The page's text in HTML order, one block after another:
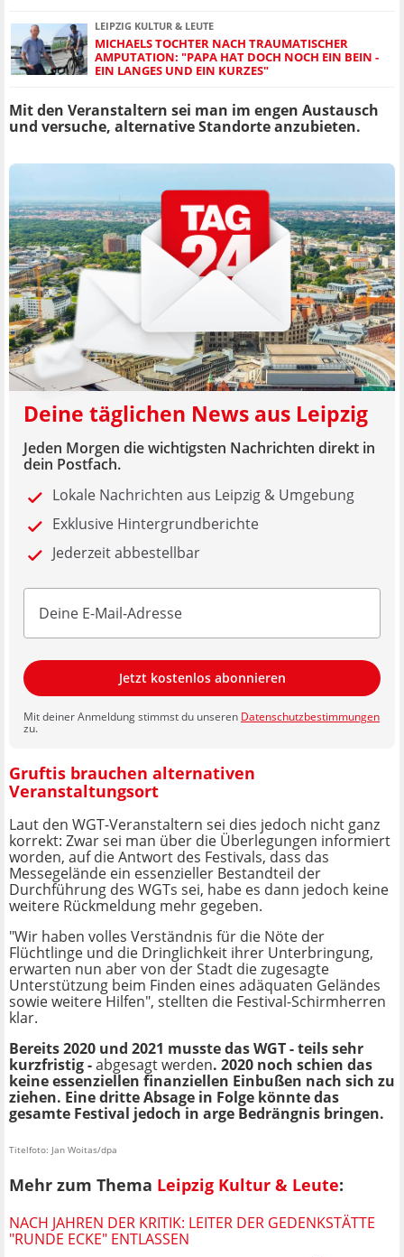
LEIPZIG KULTUR & LEUTE
MICHAELS TOCHTER NACH TRAUMATISCHER
AMPUTATION: "PAPA HAT DOCH NOCH EIN BEIN -
EIN LANGES UND EIN KURZES"
Mit den Veranstaltern sei man im engen Austausch
und versuche, alternative Standorte anzubieten.
Deine täglichen News aus Leipzig
Jeden Morgen die wichtigsten Nachrichten direkt in
dein Postfach.
Lokale Nachrichten aus Leipzig & Umgebung
Exklusive Hintergrundberichte
Jederzeit abbestellbar
Jetzt kostenlos abonnieren
Mit deiner Anmeldung stimmst du unseren Datenschutzbestimmungen
zu.
Gruftis brauchen alternativen
Veranstaltungsort
Laut den WGT-Veranstaltern sei dies jedoch nicht ganz
korrekt: Zwar sei man über die Überlegungen informiert
worden, auf die Antwort des Festivals, dass das
Messegelände ein essenzieller Bestandteil der
Durchführung des WGTs sei, habe es dann jedoch keine
weitere Rückmeldung mehr gegeben.
"Wir haben volles Verständnis für die Nöte der
Flüchtlinge und die Dringlichkeit ihrer Unterbringung,
erwarten nun aber von der Stadt die zugesagte
Unterstützung beim Finden eines adäquaten Geländes
sowie weitere Hilfen", stellten die Festival-Schirmherren
klar.
Bereits 2020 und 2021 musste das WGT - teils sehr
kurzfristig -abgesagt werden. 2020 noch schien das
keine essenziellen finanziellen Einbußen nach sich zu
ziehen. Eine dritte Absage in Folge könnte das
gesamte Festival jedoch in arge Bedrängnis bringen.
Titelfoto: Jan Woitas/dpa
Mehr zum Thema Leipzig Kultur & Leute:
NACH JAHREN DER KRITIK: LEITER DER GEDENKSTÄTTE
"RUNDE ECKE" ENTLASSEN